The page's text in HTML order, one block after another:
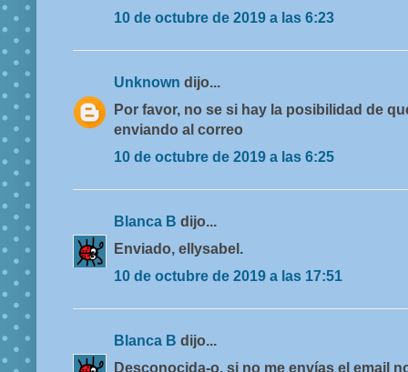
10 de octubre de 2019 a las 6:23
Unknown dijo...
Por favor, no se si hay la posibilidad de
enviando al correo
10 de octubre de 2019 a las 6:25
Blanca B dijo...
Enviado, ellysabel.
10 de octubre de 2019 a las 17:51
Blanca B dijo...
Desconocida-o, si no me envías el email